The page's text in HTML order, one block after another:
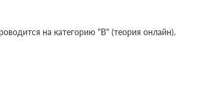
на категорию "B" (теория онлайн).